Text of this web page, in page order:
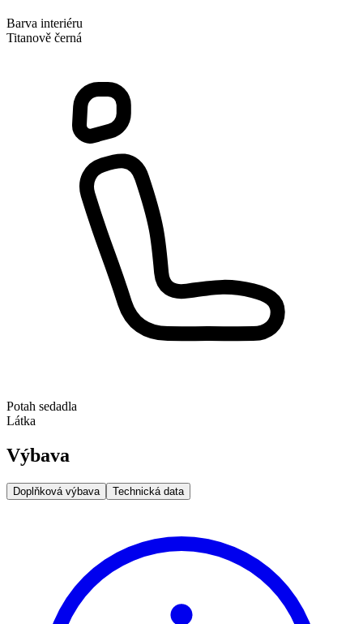
Barva interiéru
Titanově černá
Potah sedadla
Látka
Výbava
Doplňková výbava Technická data